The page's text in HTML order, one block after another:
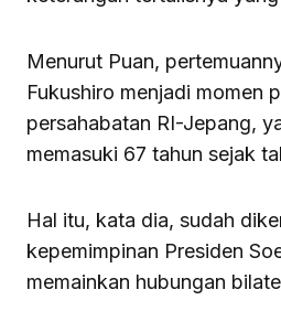
Menurut Puan,
Fukushiro menjadi momen
persahabatan RI-Jepang,
memasuki 67 tahun sejak
Hal itu, kata dia, sudah
kepemimpinan Presiden
memainkan hubungan